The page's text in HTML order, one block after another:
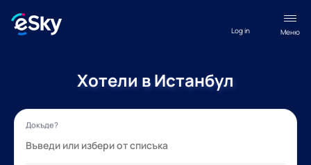
Меню
Log in
Хотели в Истанбул